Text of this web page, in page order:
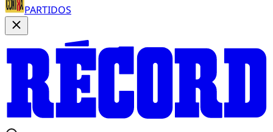
PARTIDOS